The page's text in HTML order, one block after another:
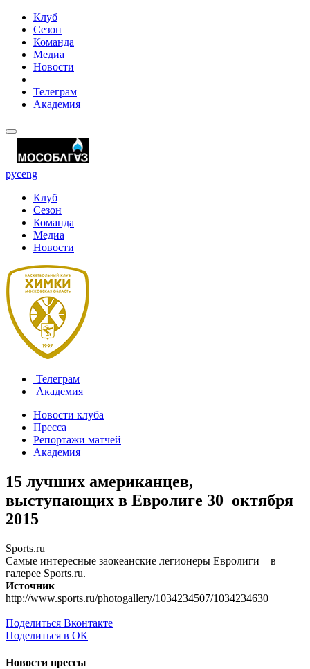
Клуб
Сезон
Команда
Медиа
Новости
Телеграм
Академия
русeng
Клуб
Сезон
Команда
Медиа
Новости
Телеграм
Академия
Новости клуба
Пресса
Репортажи матчей
Академия
15 лучших американцев,
выступающих в Евролиге 30 октября
2015
Sports.ru
Самые интересные заокеанские легионеры Евролиги – в
галерее Sports.ru.
Источник
http://www.sports.ru/photogallery/1034234507/1034234630
Поделиться Вконтакте
Поделиться в ОК
Новости прессы